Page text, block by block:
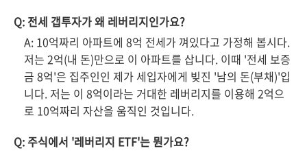
Q: 전세 갭투자가 왜 레버리지인가요?
A: 10억짜리 아파트에 8억 전세가 껴있다고 가정해 봅시다.
저는 2억(내 돈)만으로 이 아파트를 삽니다. 이때 '전세 보증
금 8억'은 집주인인 제가 세입자에게 빚진 '남의 돈(부채)'입
니다. 저는 이 8억이라는 거대한 레버리지를 이용해 2억으
로 10억짜리 자산을 움직인 것입니다.
Q: 주식에서 '레버리지 ETF'는 뭔가요?